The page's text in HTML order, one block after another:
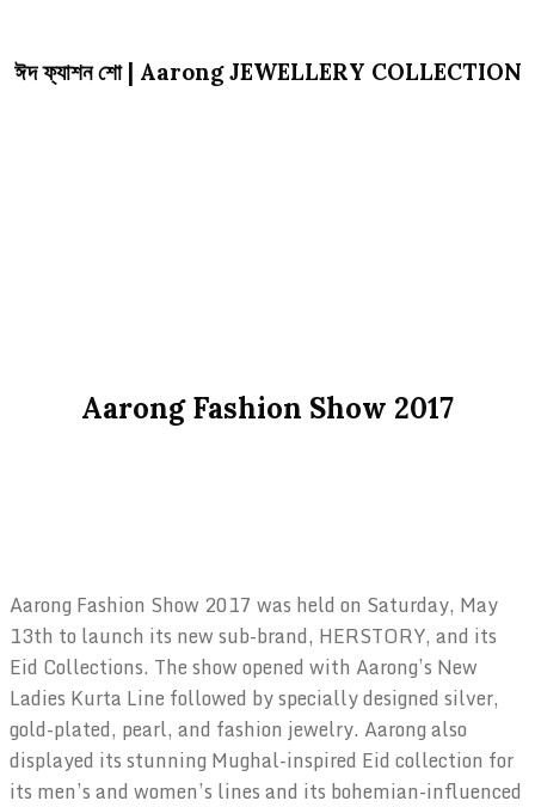
ঈদ ফ্যাশন শো | Aarong JEWELLERY COLLECTION
Aarong Fashion Show 2017
Aarong Fashion Show 2017 was held on Saturday, May
13th to launch its new sub-brand, HERSTORY, and its
Eid Collections. The show opened with Aarong’s New
Ladies Kurta Line followed by specially designed silver,
gold-plated, pearl, and fashion jewelry. Aarong also
displayed its stunning Mughal-inspired Eid collection for
its men’s and women’s lines and its bohemian-influenced